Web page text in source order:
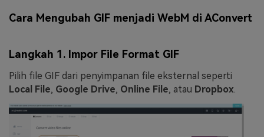
Cara Mengubah GIF menjadi WebM di AConvert
Langkah 1. Impor File Format GIF
Pilih file GIF dari penyimpanan file eksternal seperti
Local File, Google Drive, Online File, atau Dropbox